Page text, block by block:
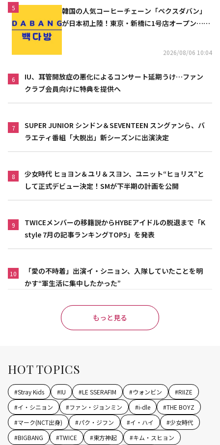
5
韓国の人気コーヒーチェーン「ペクスダバン」
が日本初上陸！東京・新橋に1号店オープン…海
2026/08/06 10:04
6
IU、耳管開放症の悪化によるコンサート延期うけ…ファン
クラブ会員向けに特典を提供へ
7
SUPER JUNIOR シンドン＆SEVENTEEN スングァンら、バ
ラエティ番組「大脱出」新シーズンに出演決定
8
少女時代 ヒョヨン＆ユリ＆スヨン、ユニット“ヒョリス”と
して正式デビュー決定！SMが下半期の計画を公開
9
TWICEメンバーの移籍説からHYBEアイドルの脱退まで「K
style 7月の記事ランキングTOP5」を発表
10
「愛の不時着」出演イ・シニョン、入隊していたことを明
かす“軍生活に集中したかった”
もっと見る
HOT TOPICS
#Stray Kids #IU #LE SSERAFIM #ウォンビン #RIIZE
#イ・シニョン #ファン・ジョンミン #i-dle #THE BOYZ
#マーク(NCT出身) #パク・ジフン #イ・ハイ #少女時代
#BIGBANG #TWICE #東方神起 #キム・スヒョン